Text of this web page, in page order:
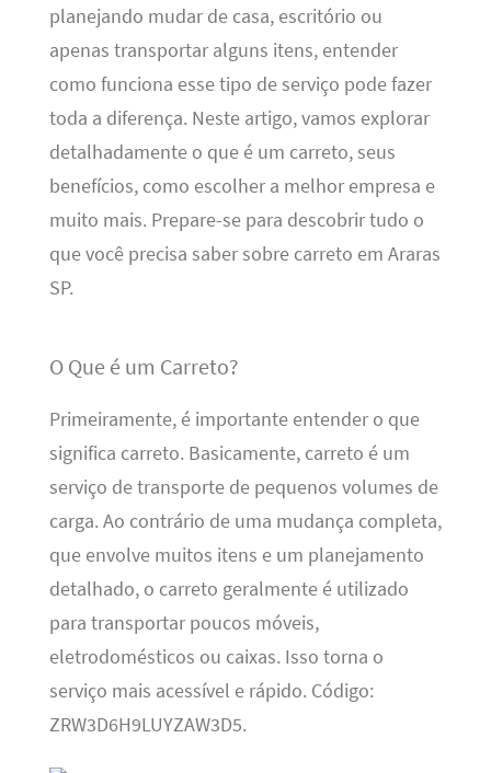
planejando mudar de casa, escritório ou
apenas transportar alguns itens, entender
como funciona esse tipo de serviço pode fazer
toda a diferença. Neste artigo, vamos explorar
detalhadamente o que é um carreto, seus
benefícios, como escolher a melhor empresa e
muito mais. Prepare-se para descobrir tudo o
que você precisa saber sobre carreto em Araras
SP.
O Que é um Carreto?
Primeiramente, é importante entender o que
significa carreto. Basicamente, carreto é um
serviço de transporte de pequenos volumes de
carga. Ao contrário de uma mudança completa,
que envolve muitos itens e um planejamento
detalhado, o carreto geralmente é utilizado
para transportar poucos móveis,
eletrodomésticos ou caixas. Isso torna o
serviço mais acessível e rápido. Código:
ZRW3D6H9LUYZAW3D5.